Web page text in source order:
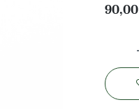
90,00